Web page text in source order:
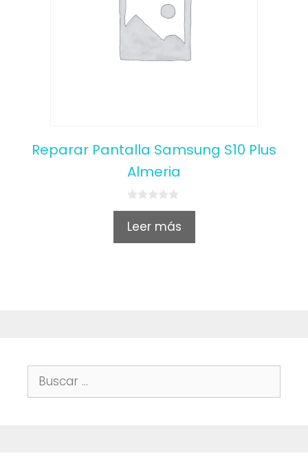
Reparar Pantalla Samsung S10 Plus
Almeria
0
u
Leer más
Buscar: